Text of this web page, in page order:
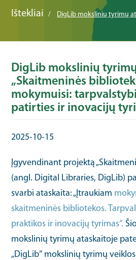
Ištekliai DigLib mokslinių tyrimų
DigLib mokslinių
„Skaitmeninės
mokymuisi:
patirties ir inovacijų
2025-10-15
Įgyvendinant projektą
(angl. Digital Libraries, DigLib)
svarbi ataskaita: „Įtraukiam
skaitmeninės bibliotekos.
praktikos ir inovacijų tyrimas“.
mokslinių tyrimų ataskaitoje
„DigLib“ mokslinių tyrimų